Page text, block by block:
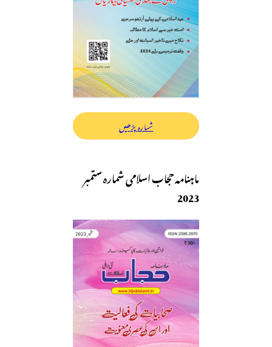
شمارہ پڑھیں
ماہنامہ حجاب اسلامی شمارہ ستمبر
2023